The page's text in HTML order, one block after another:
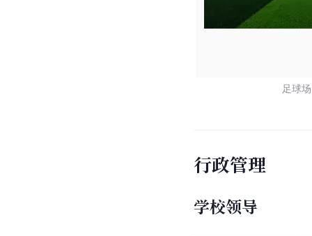
足球场
行政管理
学校领导